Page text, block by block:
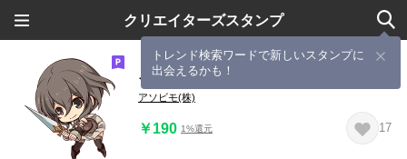
クリエイターズスタンプ
トレンド検索ワードで新しいスタンプに
出会えるかも！
イルーナ戦記オンライン
アソビモ(株)
￥190 1%還元 17